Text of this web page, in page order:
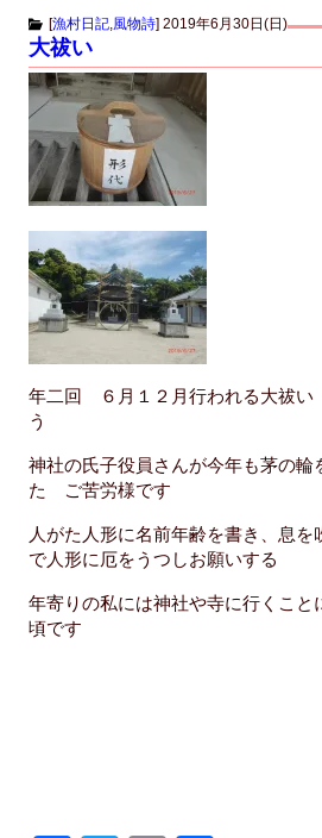
c
e
b
o
o
k
tt
er
ail
[漁村日記,風物詩] 2019年6月30日(日)
大祓い
年二回 ６月１２月行われる大祓
う
神社の氏子役員さんが今年も茅の輪
た ご苦労様です
人がた人形に名前年齢を書き、息を
で人形に厄をうつしお願いする
年寄りの私には神社や寺に行くこと
頃です